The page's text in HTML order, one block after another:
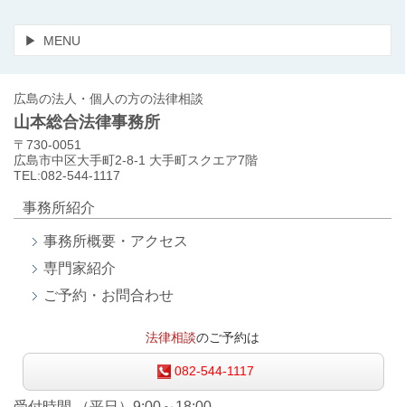
MENU
広島の法人・個人の方の法律相談
山本総合法律事務所
〒730-0051
広島市中区大手町2-8-1 大手町スクエア7階
TEL:082-544-1117
事務所紹介
事務所概要・アクセス
専門家紹介
ご予約・お問合わせ
法律相談のご予約は
082-544-1117